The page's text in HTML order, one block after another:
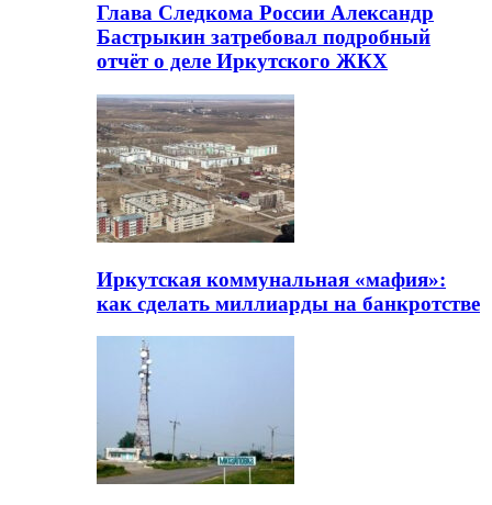
Глава Следкома России Александр
Бастрыкин затребовал подробный
отчёт о деле Иркутского ЖКХ
Иркутская коммунальная «мафия»:
как сделать миллиарды на банкротстве